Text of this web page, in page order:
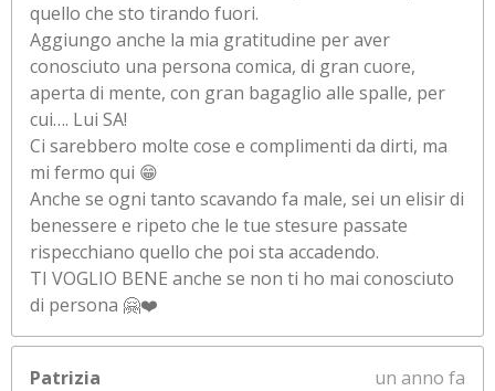
quello che sto tirando fuori.
Aggiungo anche la mia gratitudine per aver
conosciuto una persona comica, di gran cuore,
aperta di mente, con gran bagaglio alle spalle, per
cui…. Lui SA!
Ci sarebbero molte cose e complimenti da dirti, ma
mi fermo qui 😁
Anche se ogni tanto scavando fa male, sei un elisir di
benessere e ripeto che le tue stesure passate
rispecchiano quello che poi sta accadendo.
TI VOGLIO BENE anche se non ti ho mai conosciuto
di persona 🤗❤️
Patrizia
un anno fa